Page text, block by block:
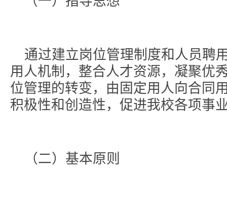
通过建立岗位管理制度和人员聘
用人机制，整合人才资源，凝聚优
位管理的转变，由固定用人向合同
积极性和创造性，促进我校各项事
（二）基本原则